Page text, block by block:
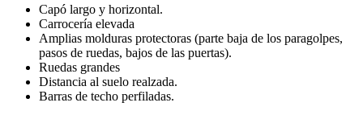
Capó largo y horizontal.
Carrocería elevada
Amplias molduras protectoras (parte baja de los paragolpes,
pasos de ruedas, bajos de las puertas).
Ruedas grandes
Distancia al suelo realzada.
Barras de techo perfiladas.